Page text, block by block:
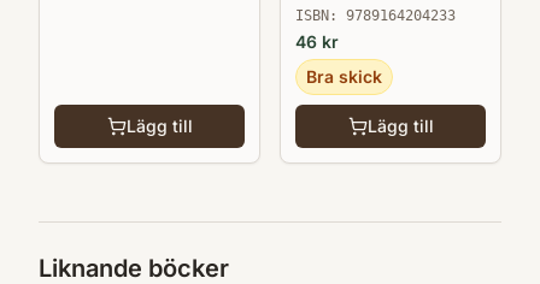
Lägg till
ISBN: 9789164204233
46 kr
Bra skick
Lägg till
Liknande böcker